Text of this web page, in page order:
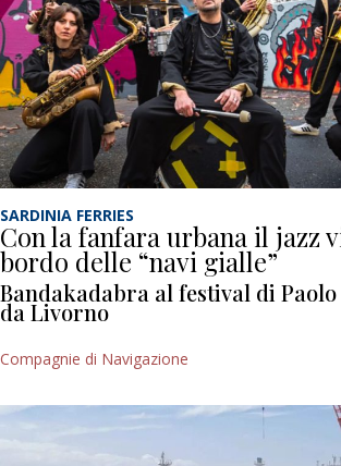
SARDINIA FERRIES
Con la fanfara urbana il jazz
bordo delle “navi gialle”
Bandakadabra al festival di Paolo
da Livorno
Compagnie di Navigazione